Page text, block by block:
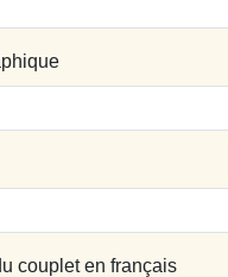
couplet en français